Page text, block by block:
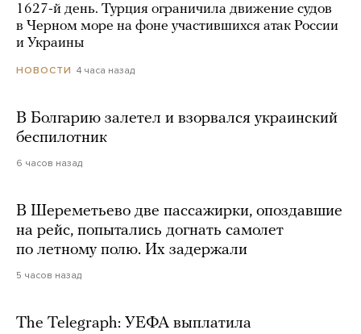
1627-й день. Турция ограничила движение судов
в Черном море на фоне участившихся атак России
и Украины
НОВОСТИ 4 часа назад
В Болгарию залетел и взорвался украинский
беспилотник
6 часов назад
В Шереметьево две пассажирки, опоздавшие
на рейс, попытались догнать самолет
по летному полю. Их задержали
5 часов назад
The Telegraph: УЕФА выплатила